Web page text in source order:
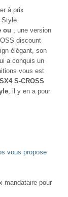
à prix
ou
, une version
discount
élégant, son
a conquis un
vous est
S-CROSS
, il y en a pour
vous propose
mandataire pour